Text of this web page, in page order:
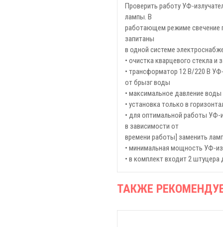
Проверить работу УФ-
лампы. В
работающем режиме свечение
запитаны
в одной системе
• очистка кварцевого стекла
• трансформатор 12 В/220 В
от брызг воды
• максимальное давление
• установка только в
• для оптимальной работы УФ-
в зависимости от
времени работы] заменить
• минимальная мощность УФ-
• в комплект входит 2
ТАКЖЕ